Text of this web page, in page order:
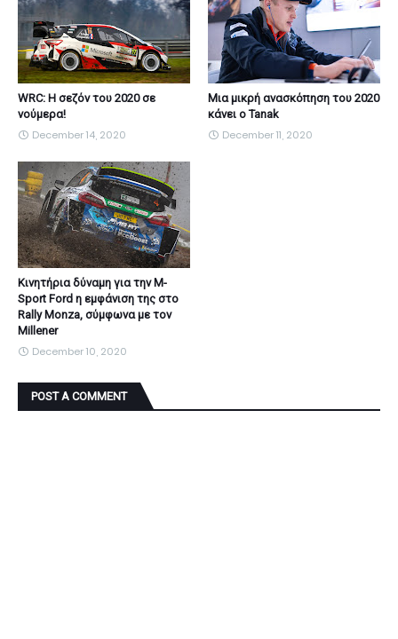
WRC: Η σεζόν του 2020 σε
νούμερα!
December 14, 2020
Μια μικρή ανασκόπηση του 2020
κάνει ο Tanak
December 11, 2020
Κινητήρια δύναμη για την M-
Sport Ford η εμφάνιση της στο
Rally Monza, σύμφωνα με τον
Millener
December 10, 2020
POST A COMMENT